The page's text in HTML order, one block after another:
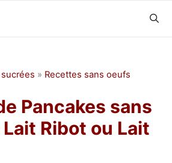
» Recettes sans oeufs
Pancakes sans
Ribot ou Lait